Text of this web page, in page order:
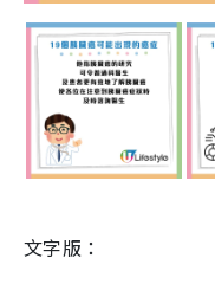
文字版：